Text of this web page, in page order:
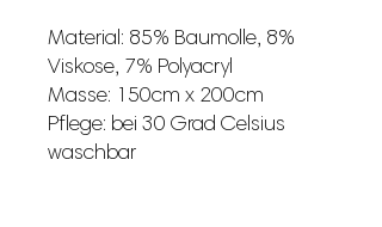
Material: 85% Baumolle, 8%
Viskose, 7% Polyacryl
Masse: 150cm x 200cm
Pflege: bei 30 Grad Celsius
waschbar